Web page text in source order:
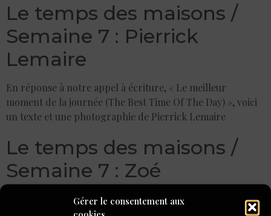
Gérer le consentement aux
Le temps des maisons /
Semaine 7 : Pierrick
Lemaire
En réponse à notre appel à écriture, « Le meilleur
moment de la journée (The Best Time Of The Day) », voici
un texte et une photographie de Pierrick Lemaire
Le temps des maisons /
Semaine 7 : Zoé
En réponse à notre appel à écriture, « Le meilleur
moment de la journée (The Best Time Of The Day) », voici